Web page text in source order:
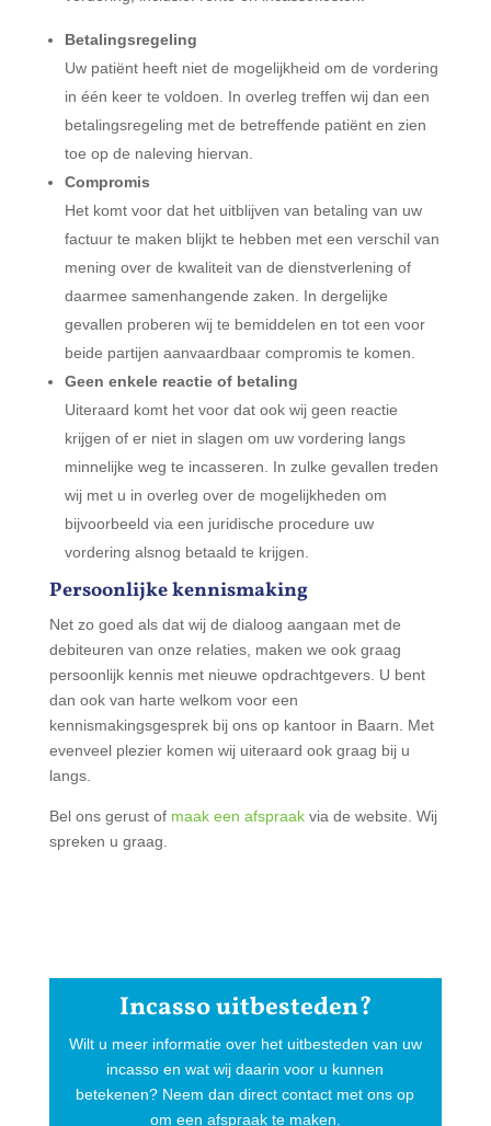
Betalingsregeling
Uw patiënt heeft niet de mogelijkheid om de vordering
in één keer te voldoen. In overleg treffen wij dan een
betalingsregeling met de betreffende patiënt en zien
toe op de naleving hiervan.
Compromis
Het komt voor dat het uitblijven van betaling van uw
factuur te maken blijkt te hebben met een verschil van
mening over de kwaliteit van de dienstverlening of
daarmee samenhangende zaken. In dergelijke
gevallen proberen wij te bemiddelen en tot een voor
beide partijen aanvaardbaar compromis te komen.
Geen enkele reactie of betaling
Uiteraard komt het voor dat ook wij geen reactie
krijgen of er niet in slagen om uw vordering langs
minnelijke weg te incasseren. In zulke gevallen treden
wij met u in overleg over de mogelijkheden om
bijvoorbeeld via een juridische procedure uw
vordering alsnog betaald te krijgen.
Persoonlijke kennismaking
Net zo goed als dat wij de dialoog aangaan met de
debiteuren van onze relaties, maken we ook graag
persoonlijk kennis met nieuwe opdrachtgevers. U bent
dan ook van harte welkom voor een
kennismakingsgesprek bij ons op kantoor in Baarn. Met
evenveel plezier komen wij uiteraard ook graag bij u
langs.
Bel ons gerust of maak een afspraakvia de website. Wij
spreken u graag.
Incasso uitbesteden?
Wilt u meer informatie over het uitbesteden van uw
incasso en wat wij daarin voor u kunnen
betekenen? Neem dan direct contact met ons op
om een afspraak te maken.